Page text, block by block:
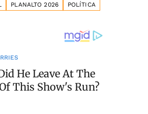
PLANALTO 2026 POLÍTICA